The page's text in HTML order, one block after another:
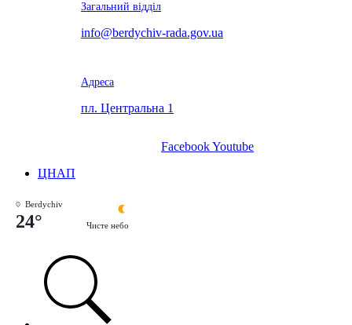
Загальний відділ
info@berdychiv-rada.gov.ua
Адреса
пл. Центральна 1
FacebookYoutube
ЦНАП
Berdychiv
24° Чисте небо